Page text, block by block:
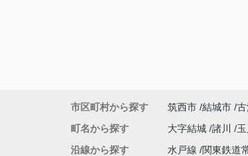
市区町村から探す 筑西市 結城市
町名から探す
大字結城 諸川
沿線から探す
水戸線 関東鉄道